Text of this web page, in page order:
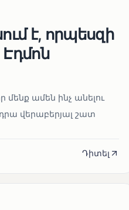
է, որպեսզի
մենք ամեն ինչ անելու
վերաբերյալ շատ
Դիտել